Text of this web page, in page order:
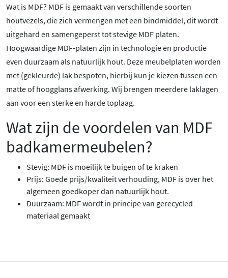
Wat is MDF? MDF is gemaakt van verschillende soorten
houtvezels, die zich vermengen met een bindmiddel, dit wordt
uitgehard en samengeperst tot stevige MDF platen.
Hoogwaardige MDF-platen zijn in technologie en productie
even duurzaam als natuurlijk hout. Deze meubelplaten worden
met (gekleurde) lak bespoten, hierbij kun je kiezen tussen een
matte of hoogglans afwerking. Wij brengen meerdere laklagen
aan voor een sterke en harde toplaag.
Wat zijn de voordelen van MDF
badkamermeubelen?
Stevig: MDF is moeilijk te buigen of te kraken
Prijs: Goede prijs/kwaliteit verhouding, MDF is over het
algemeen goedkoper dan natuurlijk hout.
Duurzaam: MDF wordt in principe van gerecycled
materiaal gemaakt